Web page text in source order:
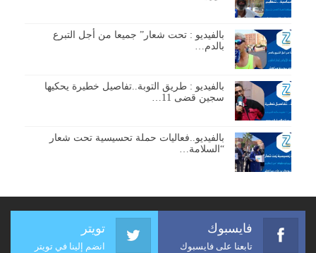
بالفيديو : تحت شعار” جميعا من أجل التبرع
بالدم…
بالفيديو : طريق التوبة..تفاصيل خطيرة يحكيها
سجين قضى 11…
بالفيديو..فعاليات حملة تحسيسية تحت شعار
“السلامة…
فايسبوك
تابعنا على فايسبوك
تويتر
انضم إلينا في تويتر